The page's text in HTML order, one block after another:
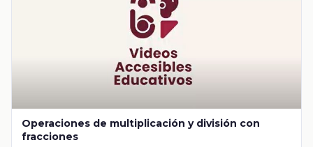
Operaciones de multiplicación y división con
fracciones